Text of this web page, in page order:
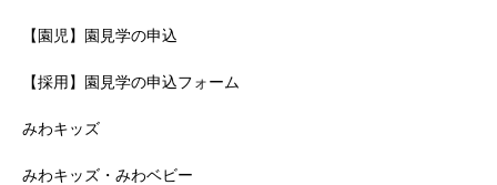
【園児】園見学の申込
【採用】園見学の申込フォーム
みわキッズ
みわキッズ・みわベビー